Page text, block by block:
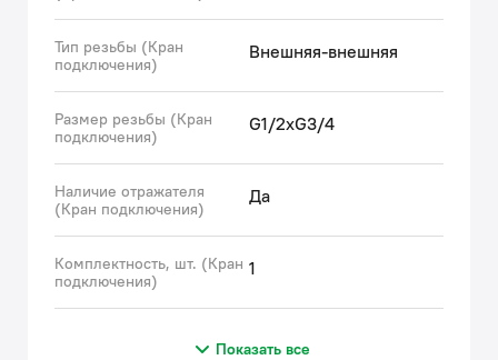
Тип резьбы (Кран
подключения)
Внешняя-внешняя
Размер резьбы (Кран
подключения)
G1/2xG3/4
Наличие отражателя
(Кран подключения)
Да
Комплектность, шт. (Кран
подключения)
1
Показать все